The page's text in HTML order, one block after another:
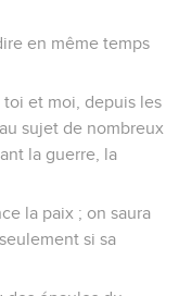
en même temps
et moi, depuis les
sujet de nombreux
la guerre, la
la paix ; on saura
si sa